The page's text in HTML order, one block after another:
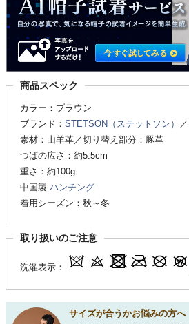
商品スペック
カラー：ブラウン
ブランド： STETSON（ステットソン）
素材：山羊革／切り替え部分：豚革
つばの広さ：約5.5cm
重さ：約100g
中国製 ハンチング
着用シーズン：秋～冬
取り扱いのご注意
洗濯表示：
サイズが合うかお悩みの方へ